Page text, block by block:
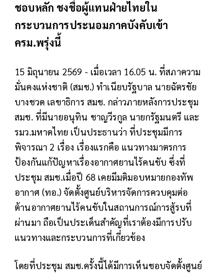
ชอบหลัก ชงชื่อผู้แทนฝ่ายไทยใน
กระบวนการประนอมภาคบังคับเข้า
ครม.พรุ่งนี้
15 มิถุนายน 2569 - เมื่อเวลา 16.05 น. ที่สภาความ
มั่นคงแห่งชาติ (สมช.) ทำเนียบรัฐบาล นายฉัตรชัย
บางชวด เลขาธิการ สมช. กล่าวภายหลังการประชุม
สมช. ที่มีนายอนุทิน ชาญวีรกูล นายกรัฐมนตรี และ
รมว.มหาดไทย เป็นประธานว่า ที่ประชุมมีการ
พิจารณา 2 เรื่อง เรื่องแรกคือ แนวทางมาตรการ
ป้องกันแก้ปัญหาเรื่องอากาศยานไร้คนขับ ซึ่งที่
ประชุม สมช.เมื่อปี 68 เคยมีมติมอบหมายกองทัพ
อากาศ (ทอ.) จัดตั้งศูนย์บริหารจัดการควบคุมต่อ
ต้านอากาศยานไร้คนขับในสถานการณ์การสู้รบที่
ผ่านมา ถือเป็นประเด็นสำคัญที่เราต้องมีการปรับ
แนวทางและกระบวนการที่เกี่ยวข้อง
โดยที่ประชุม สมช.ครั้งนี้ได้มีการเห็นชอบจัดตั้งศูนย์